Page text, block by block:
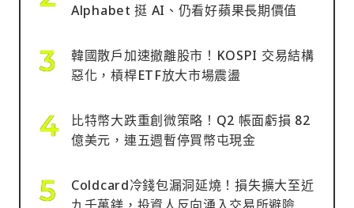
Alphabet 挺 AI、仍看好蘋果長期價值
韓國散戶加速撤離股市！KOSPI 交易結構
惡化，槓桿ETF放大市場震盪
比特幣大跌重創微策略！Q2 帳面虧損 82
億美元，連五週暫停買幣屯現金
Coldcard冷錢包漏洞延燒！損失擴大至近